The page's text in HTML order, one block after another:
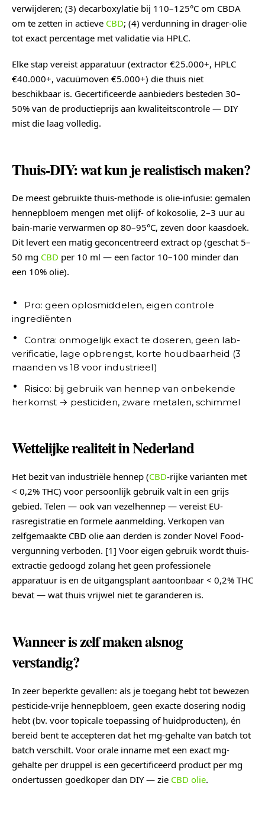
verwijderen; (3) decarboxylatie bij 110–125°C om CBDA
om te zetten in actieve CBD; (4) verdunning in drager-olie
tot exact percentage met validatie via HPLC.
Elke stap vereist apparatuur (extractor €25.000+, HPLC
€40.000+, vacuümoven €5.000+) die thuis niet
beschikbaar is. Gecertificeerde aanbieders besteden 30–
50% van de productieprijs aan kwaliteitscontrole — DIY
mist die laag volledig.
Thuis-DIY: wat kun je realistisch maken?
De meest gebruikte thuis-methode is olie-infusie: gemalen
hennepbloem mengen met olijf- of kokosolie, 2–3 uur au
bain-marie verwarmen op 80–95°C, zeven door kaasdoek.
Dit levert een matig geconcentreerd extract op (geschat 5–
50 mg CBD per 10 ml — een factor 10–100 minder dan
een 10% olie).
Pro: geen oplosmiddelen, eigen controle
ingrediënten
Contra: onmogelijk exact te doseren, geen lab-
verificatie, lage opbrengst, korte houdbaarheid (3
maanden vs 18 voor industrieel)
Risico: bij gebruik van hennep van onbekende
herkomst → pesticiden, zware metalen, schimmel
Wettelijke realiteit in Nederland
Het bezit van industriële hennep (CBD-rijke varianten met
< 0,2% THC) voor persoonlijk gebruik valt in een grijs
gebied. Telen — ook van vezelhennep — vereist EU-
rasregistratie en formele aanmelding. Verkopen van
zelfgemaakte CBD olie aan derden is zonder Novel Food-
vergunning verboden. [1] Voor eigen gebruik wordt thuis-
extractie gedoogd zolang het geen professionele
apparatuur is en de uitgangsplant aantoonbaar < 0,2% THC
bevat — wat thuis vrijwel niet te garanderen is.
Wanneer is zelf maken alsnog
verstandig?
In zeer beperkte gevallen: als je toegang hebt tot bewezen
pesticide-vrije hennepbloem, geen exacte dosering nodig
hebt (bv. voor topicale toepassing of huidproducten), én
bereid bent te accepteren dat het mg-gehalte van batch tot
batch verschilt. Voor orale inname met een exact mg-
gehalte per druppel is een gecertificeerd product per mg
ondertussen goedkoper dan DIY — zie CBD olie.